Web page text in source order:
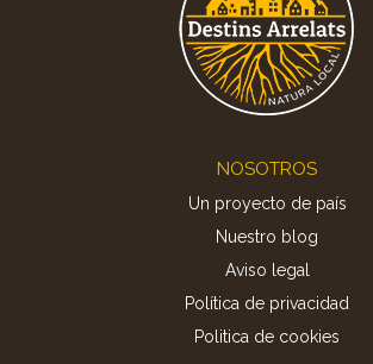
NOSOTROS
Un proyecto de país
Nuestro blog
Aviso legal
Política de privacidad
Politica de cookies